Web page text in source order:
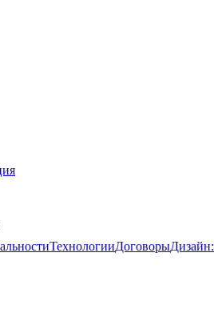
ТехнологииДоговорыДизайн: